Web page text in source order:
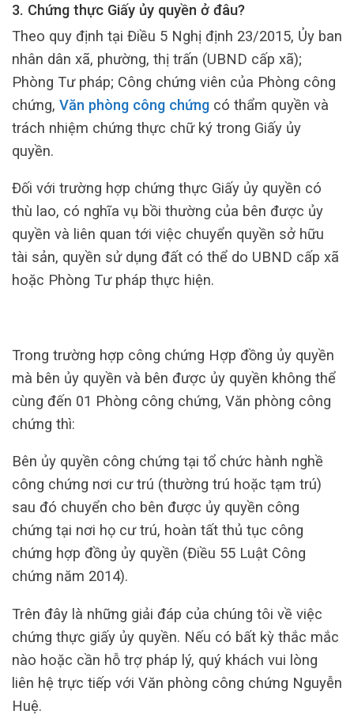
3. Chứng thực Giấy ủy quyền ở đâu?
Theo quy định tại Điều 5 Nghị định 23/2015, Ủy ban
nhân dân xã, phường, thị trấn (UBND cấp xã);
Phòng Tư pháp; Công chứng viên của Phòng công
chứng, Văn phòng công chứng có thẩm quyền và
trách nhiệm chứng thực chữ ký trong Giấy ủy
quyền.
Đối với trường hợp chứng thực Giấy ủy quyền có
thù lao, có nghĩa vụ bồi thường của bên được ủy
quyền và liên quan tới việc chuyển quyền sở hữu
tài sản, quyền sử dụng đất có thể do UBND cấp xã
hoặc Phòng Tư pháp thực hiện.
Trong trường hợp công chứng Hợp đồng ủy quyền
mà bên ủy quyền và bên được ủy quyền không thể
cùng đến 01 Phòng công chứng, Văn phòng công
chứng thì:
Bên ủy quyền công chứng tại tổ chức hành nghề
công chứng nơi cư trú (thường trú hoặc tạm trú)
sau đó chuyển cho bên được ủy quyền công
chứng tại nơi họ cư trú, hoàn tất thủ tục công
chứng hợp đồng ủy quyền (Điều 55 Luật Công
chứng năm 2014).
Trên đây là những giải đáp của chúng tôi về việc
chứng thực giấy ủy quyền. Nếu có bất kỳ thắc mắc
nào hoặc cần hỗ trợ pháp lý, quý khách vui lòng
liên hệ trực tiếp với Văn phòng công chứng Nguyễn
Huệ.